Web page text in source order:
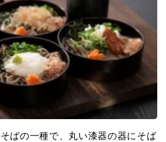
そばの一種で、丸い漆器の器にそば